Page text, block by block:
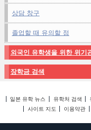
상담 창구
졸업할 때 유의할 점
외국인 유학생을 위한 위기
장학금 검색
일본 유학 뉴스 유학처 검색
사이트 지도
이용약관